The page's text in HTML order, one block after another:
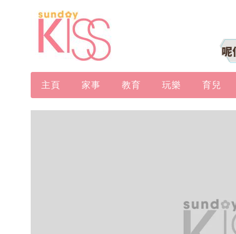
主頁 家事 教育 玩樂 育兒